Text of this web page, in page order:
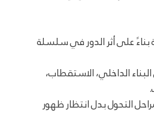
بناءً على أثر الدور في سلسلة
البناء الداخلي، الاستقطاب،
التحول بدل انتظار ظهور